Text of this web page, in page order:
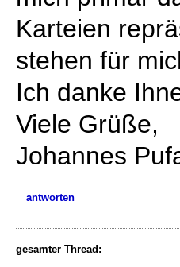
Karteien
stehen für
Ich danke
Viele Grüße,
Johannes
antworten
gesamter Thread: